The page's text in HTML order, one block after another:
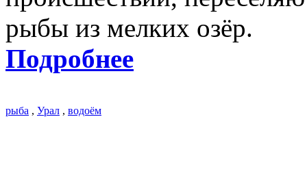
рыбы из мелких озёр.
Подробнее
рыба , Урал , водоём